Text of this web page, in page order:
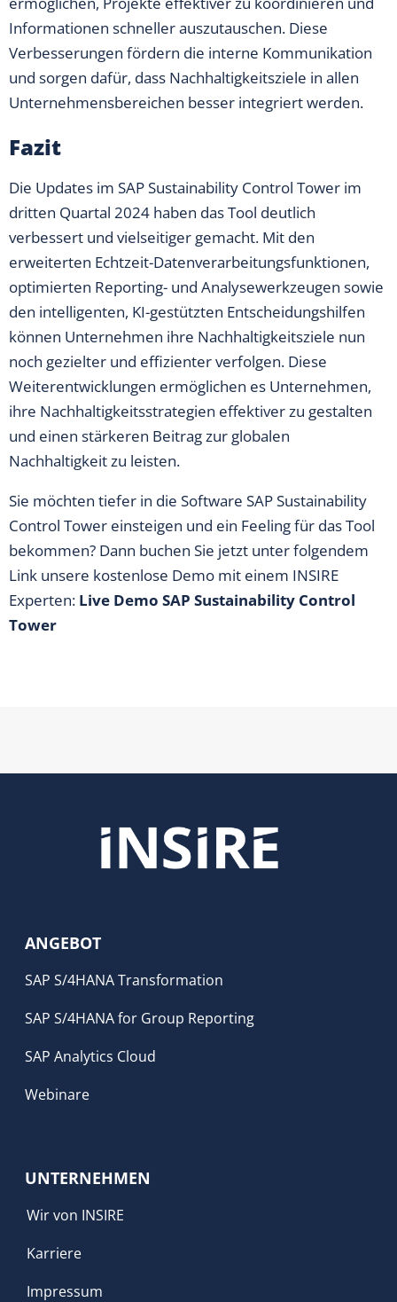
Informationen schneller auszutauschen. Diese
Verbesserungen fördern die interne Kommunikation
und sorgen dafür, dass Nachhaltigkeitsziele in allen
Unternehmensbereichen besser integriert werden.
Fazit
Die Updates im SAP Sustainability Control Tower im
dritten Quartal 2024 haben das Tool deutlich
verbessert und vielseitiger gemacht. Mit den
erweiterten Echtzeit-Datenverarbeitungsfunktionen,
optimierten Reporting- und Analysewerkzeugen sowie
den intelligenten, KI-gestützten Entscheidungshilfen
können Unternehmen ihre Nachhaltigkeitsziele nun
noch gezielter und effizienter verfolgen. Diese
Weiterentwicklungen ermöglichen es Unternehmen,
ihre Nachhaltigkeitsstrategien effektiver zu gestalten
und einen stärkeren Beitrag zur globalen
Nachhaltigkeit zu leisten.
Sie möchten tiefer in die Software SAP Sustainability
Control Tower einsteigen und ein Feeling für das Tool
bekommen? Dann buchen Sie jetzt unter folgendem
Link unsere kostenlose Demo mit einem INSIRE
Experten: Live Demo SAP Sustainability Control
Tower
ANGEBOT
SAP S/4HANA Transformation
SAP S/4HANA for Group Reporting
SAP Analytics Cloud
Webinare
UNTERNEHMEN
Wir von INSIRE
Karriere
Impressum